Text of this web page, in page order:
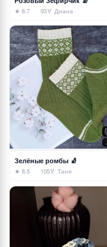
★ 8.7 93🏅 Диана
Зелёные ромбы 🧦
★ 8.5 105🏅 Таня